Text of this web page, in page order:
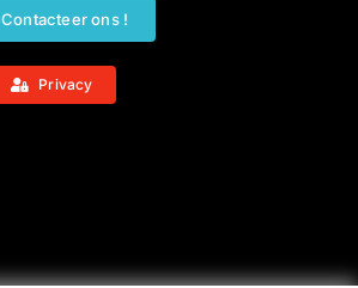
Contacteer ons !
Privacy